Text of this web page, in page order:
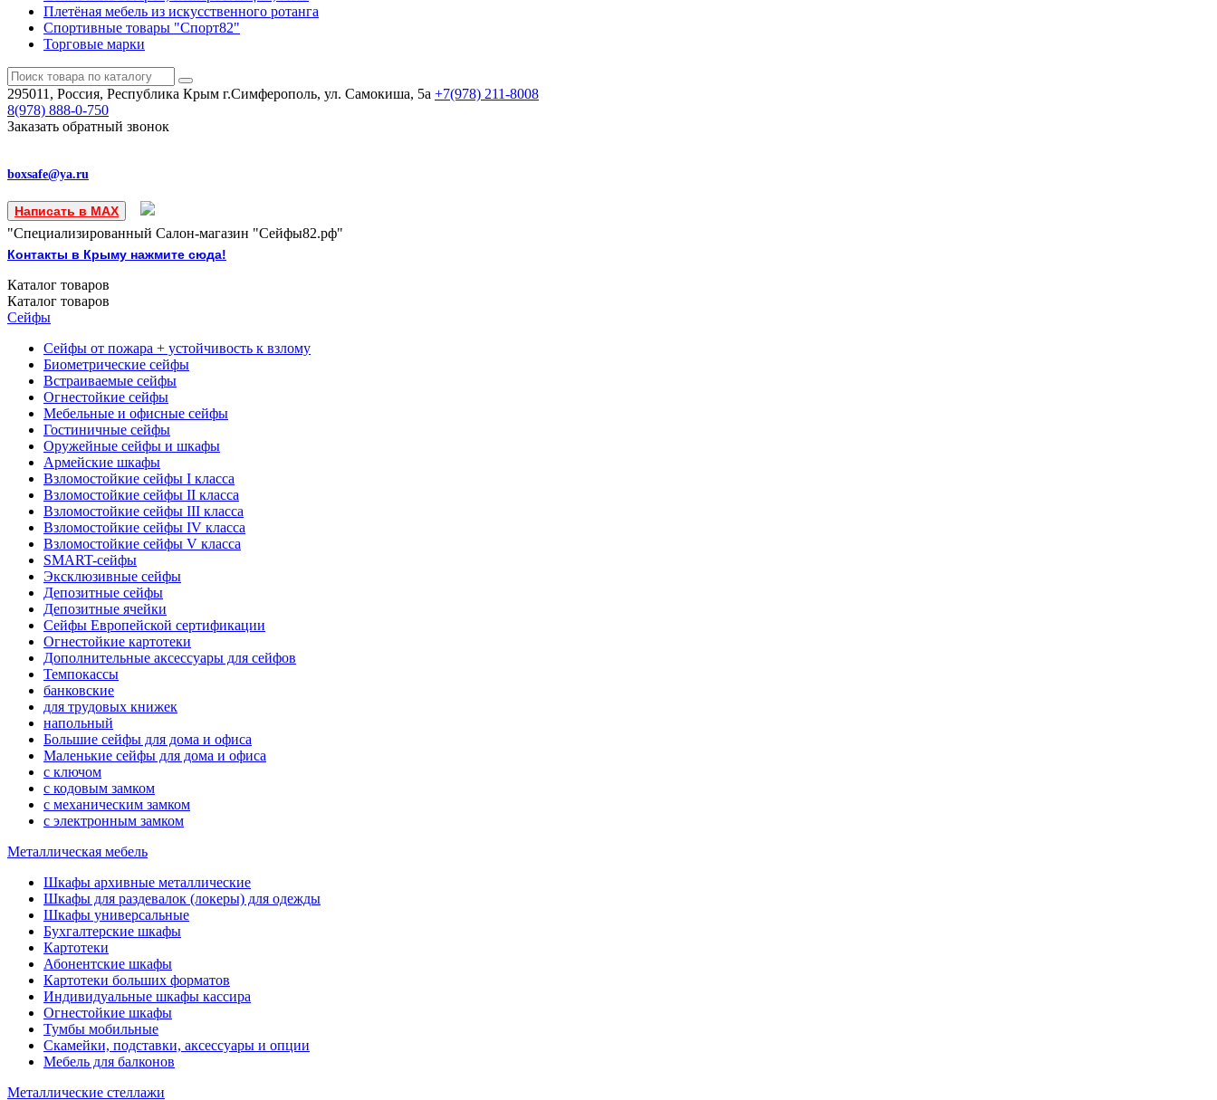
Плетёная мебель из искусственного ротанга
Спортивные товары "Спорт82"
Торговые марки
295011, Россия, Республика Крым г.Симферополь, ул. Самокиша, 5а +7(978) 211-8008
8(978) 888-0-750
Заказать обратный звонок
boxsafe@ya.ru
Написать в MAX
"Специализированный Салон-магазин "Сейфы82.рф"
Контакты в Крыму нажмите сюда!
Каталог товаров
Каталог товаров
Сейфы
Сейфы от пожара + устойчивость к взлому
Биометрические сейфы
Встраиваемые сейфы
Огнестойкие сейфы
Мебельные и офисные сейфы
Гостиничные сейфы
Оружейные сейфы и шкафы
Армейские шкафы
Взломостойкие сейфы I класса
Взломостойкие сейфы II класса
Взломостойкие сейфы III класса
Взломостойкие сейфы IV класса
Взломостойкие сейфы V класса
SMART-сейфы
Эксклюзивные сейфы
Депозитные сейфы
Депозитные ячейки
Сейфы Европейской сертификации
Огнестойкие картотеки
Дополнительные аксессуары для сейфов
Темпокассы
банковские
для трудовых книжек
напольный
Большие сейфы для дома и офиса
Маленькие сейфы для дома и офиса
с ключом
с кодовым замком
с механическим замком
с электронным замком
Металлическая мебель
Шкафы архивные металлические
Шкафы для раздевалок (локеры) для одежды
Шкафы универсальные
Бухгалтерские шкафы
Картотеки
Абонентские шкафы
Картотеки больших форматов
Индивидуальные шкафы кассира
Огнестойкие шкафы
Тумбы мобильные
Скамейки, подставки, аксессуары и опции
Мебель для балконов
Металлические стеллажи